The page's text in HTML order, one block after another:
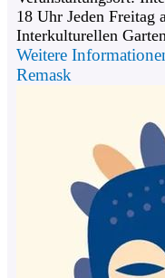
18 Uhr Jeden
Interkulturellen
Weitere
Remask